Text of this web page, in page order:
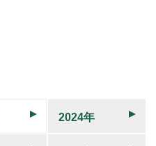
2024年